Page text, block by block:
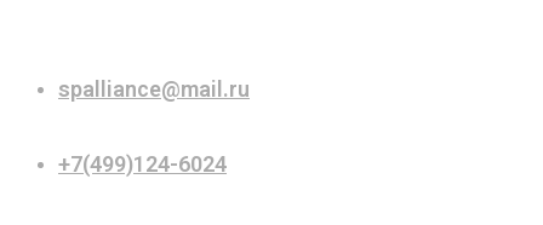
spalliance@mail.ru
+7(499)124-6024